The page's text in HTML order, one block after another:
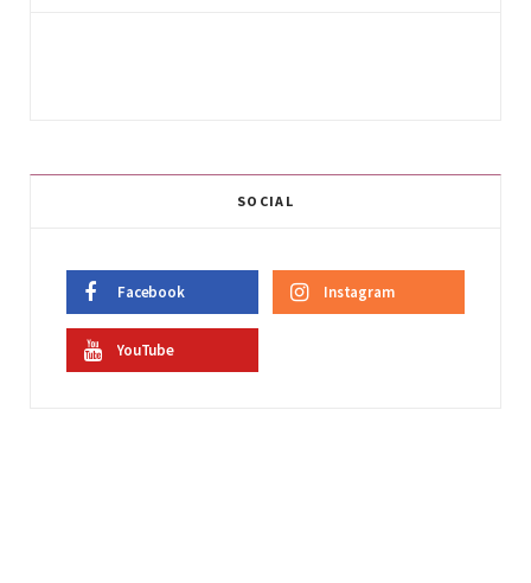
SOCIAL
Facebook Instagram
YouTube